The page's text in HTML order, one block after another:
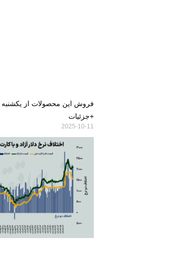
+جزئیات
2025-10-11